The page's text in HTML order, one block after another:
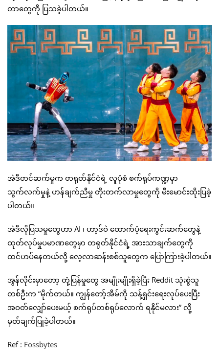
တာတွေကို ပြသခဲ့ပါတယ်။
အဲဒီတင်ဆက်မှုက တရုတ်နိုင်ငံရဲ့ လူပုံစံ စက်ရုပ်ကဏ္ဍမှာ
သွက်လက်မှုနဲ့ ဟန်ချက်ညီမှု တိုးတက်လာမှုတွေကို မီးမောင်းထိုးပြခဲ့
ပါတယ်။
အဲဒီလိုပြသမှုတွေဟာ AI ၊ ဟာ့ဒ်ဝဲ ထောက်ပံ့ရေးကွင်းဆက်တွေနဲ့
ထုတ်လုပ်မှုပမာဏတွေမှာ တရုတ်နိုင်ငံရဲ့ အားသာချက်တွေကို
ထင်ဟပ်နေတယ်လို့ လေ့လာဆန်းစစ်သူတွေက ပြောကြားခဲ့ပါတယ်။
အွန်လိုင်းမှာတော့ တုံ့ပြန်မှုတွေ အမျိုးမျိုးရှိခဲ့ပြီး Reddit သုံးစွဲသူ
တစ်ဦးက “မိုက်တယ်။ ကျွန်တော့်အိမ်ကို သန့်ရှင်းရေးလုပ်ပေးပြီး
အဝတ်လျှော်ပေးမယ့် စက်ရုပ်တစ်ရုပ်လောက် ရနိုင်မလား” လို့
မှတ်ချက်ပြုခဲ့ပါတယ်။
Ref : Fossbytes